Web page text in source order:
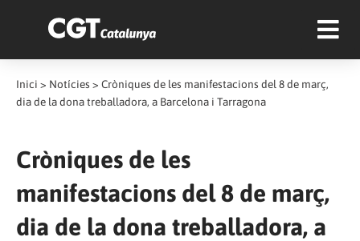
Inici > Notícies > Cròniques de les manifestacions del 8 de març,
dia de la dona treballadora, a Barcelona i Tarragona
Cròniques de les
manifestacions del 8 de març,
dia de la dona treballadora, a